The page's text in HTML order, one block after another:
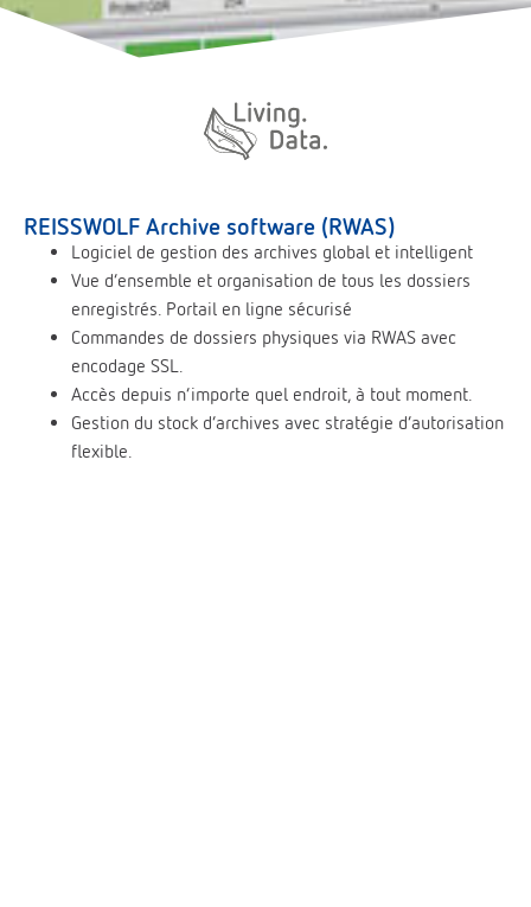
REISSWOLF Archive software (RWAS)
Logiciel de gestion des archives global et intelligent
Vue d’ensemble et organisation de tous les dossiers
enregistrés. Portail en ligne sécurisé
Commandes de dossiers physiques via RWAS avec
encodage SSL.
Accès depuis n’importe quel endroit, à tout moment.
Gestion du stock d’archives avec stratégie d’autorisation
flexible.